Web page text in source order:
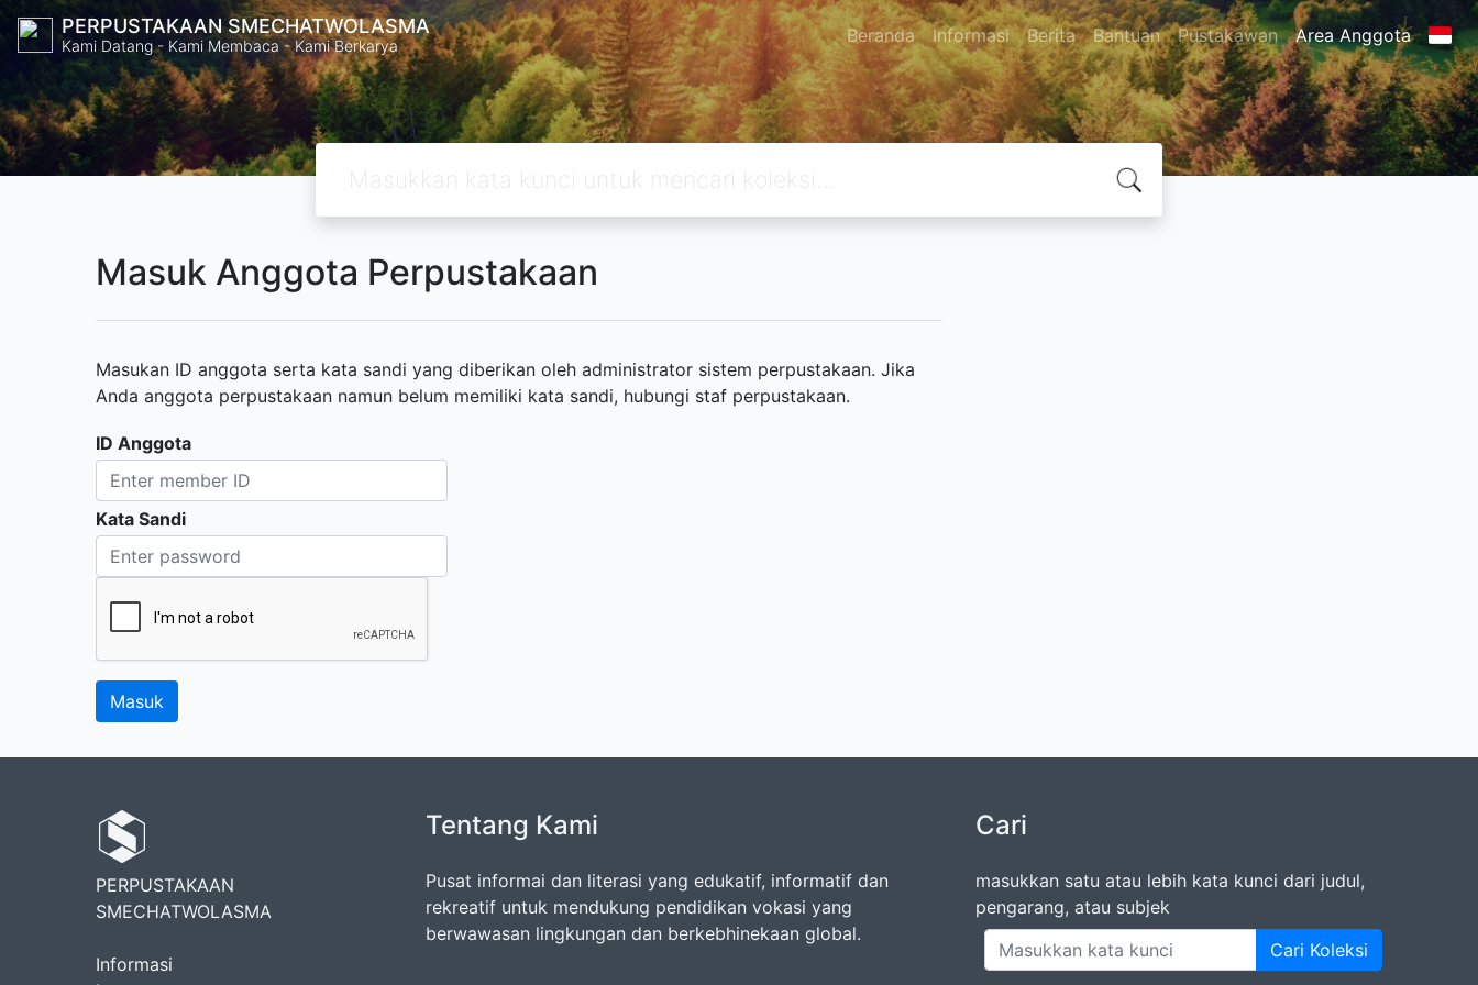
PERPUSTAKAAN SMECHATWOLASMA
Kami Datang - Kami Membaca - Kami Berkarya Beranda Informasi Berita Bantuan Pustakawan Area Anggota
Masuk Anggota Perpustakaan
Masukan ID anggota serta kata sandi yang diberikan oleh administrator sistem perpustakaan. Jika
Anda anggota perpustakaan namun belum memiliki kata sandi, hubungi staf perpustakaan.
ID Anggota
Kata Sandi
PERPUSTAKAAN
SMECHATWOLASMA
Informasi
Tentang Kami
Pusat informai dan literasi yang edukatif, informatif dan
rekreatif untuk mendukung pendidikan vokasi yang
berwawasan lingkungan dan berkebhinekaan global.
Cari
masukkan satu atau lebih kata kunci dari judul,
pengarang, atau subjek
Cari Koleksi